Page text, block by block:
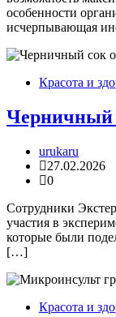
особенности
исчерпывающая
Красота и
Черничный
urukaru
27.02.2026
0
Сотрудники
участия в
которые были
[…]
Красота и